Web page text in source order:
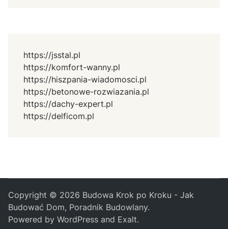
https://jsstal.pl
https://komfort-wanny.pl
https://hiszpania-wiadomosci.pl
https://betonowe-rozwiazania.pl
https://dachy-expert.pl
https://delficom.pl
Copyright © 2026 Budowa Krok po Kroku - Jak
Budować Dom, Poradnik Budowlany.
Powered byWordPress and Exalt.